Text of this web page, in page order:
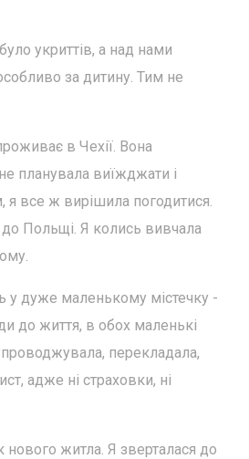
укриттів, а над нами
за дитину. Тим не
в Чехії. Вона
планувала виїжджати і
я все ж вирішила погодитися.
до Польщі. Я колись вивчала
у дуже маленькому містечку -
до життя, в обох маленькі
перекладала,
адже ні страховки, ні
житла. Я зверталася до